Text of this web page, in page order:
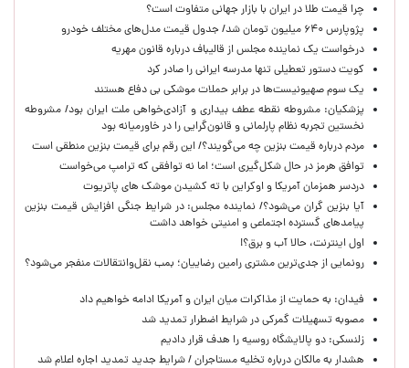
چرا قیمت طلا در ایران با بازار جهانی متفاوت است؟
پژوپارس ۶۴۰ میلیون تومان شد/ جدول قیمت مدل‌های مختلف خودرو
درخواست یک نماینده مجلس از قالیباف درباره قانون مهریه
کویت دستور تعطیلی تنها مدرسه ایرانی را صادر کرد
یک‌ سوم صهیونیست‌ها در برابر حملات موشکی بی دفاع هستند
پزشکیان: مشروطه نقطه عطف بیداری و آزادی‌خواهی ملت ایران بود/ مشروطه
نخستین تجربه نظام پارلمانی و قانون‌گرایی را در خاورمیانه بود
مردم درباره قیمت بنزین چه می‌گویند؟/ این رقم برای قیمت بنزین منطقی است
توافق هرمز در حال شکل‌گیری است؛ اما نه توافقی که ترامپ می‌خواست
دردسر همزمان آمریکا و اوکراین با ته کشیدن موشک های پاتریوت
آیا بنزین گران می‌شود؟/ نماینده مجلس: در شرایط جنگی افزایش قیمت بنزین
پیامدهای گسترده اجتماعی و امنیتی خواهد داشت
اول اینترنت، حالا آب و برق؟!
رونمایی از جدی‌ترین مشتری رامین رضاییان؛ بمب نقل‌وانتقالات منفجر می‌شود؟
فیدان: به حمایت از مذاکرات میان ایران و آمریکا ادامه خواهیم داد
مصوبه تسهیلات گمرکی در شرایط اضطرار تمدید شد
زلنسکی: دو پالایشگاه روسیه را هدف قرار دادیم
هشدار به مالکان درباره تخلیه مستاجران / شرایط جدید تمدید اجاره اعلام شد